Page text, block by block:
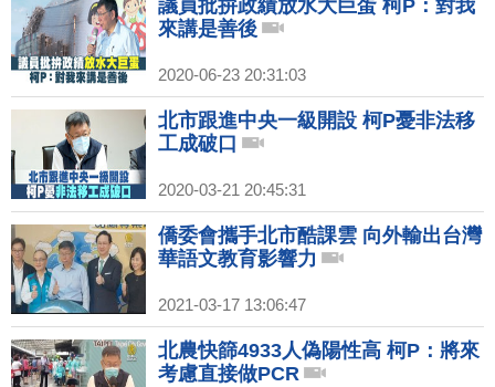
議員批拚政績放水大巨蛋 柯P：對我
來講是善後
2020-06-23 20:31:03
北市跟進中央一級開設 柯P憂非法移
工成破口
2020-03-21 20:45:31
僑委會攜手北市酷課雲 向外輸出台灣
華語文教育影響力
2021-03-17 13:06:47
北農快篩4933人偽陽性高 柯P：將來
考慮直接做PCR